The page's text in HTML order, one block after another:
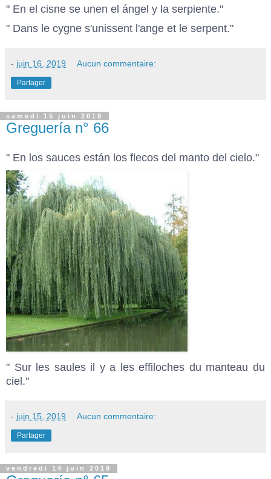
" En el cisne se unen el ángel y la serpiente."
" Dans le cygne s'unissent l'ange et le serpent."
- juin 16, 2019 Aucun commentaire:
Partager
samedi 15 juin 2019
Greguería n° 66
" En los sauces están los flecos del manto del cielo."
" Sur les saules il y a les effiloches du manteau du
ciel."
- juin 15, 2019 Aucun commentaire:
Partager
vendredi 14 juin 2019